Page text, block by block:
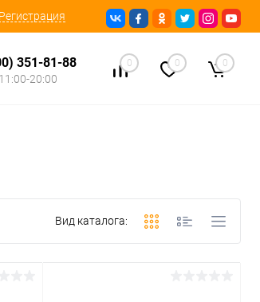
Регистрация
351-81-88
20:00
0 0 0
Вид каталога: